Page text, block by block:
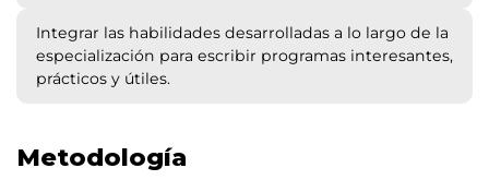
Integrar las habilidades desarrolladas a lo largo de la
especialización para escribir programas interesantes,
prácticos y útiles.
Metodología